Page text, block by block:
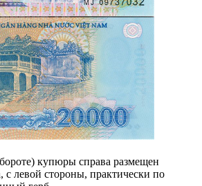
купюры справа размещен
левой стороны, практически по